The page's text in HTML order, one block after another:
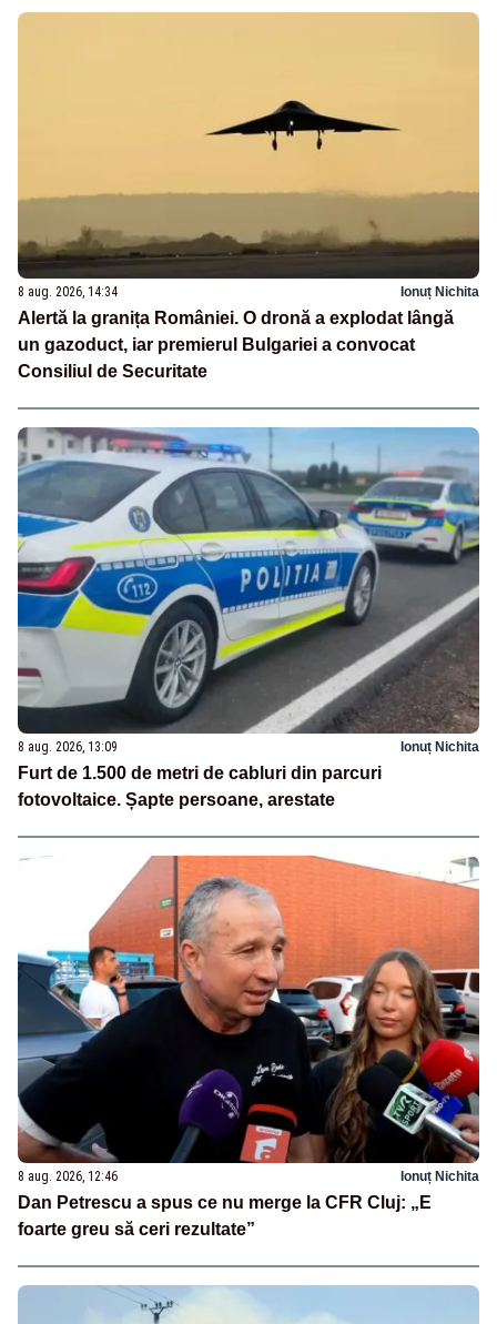
8 aug. 2026, 14:34 Ionuț Nichita
Alertă la granița României. O dronă a explodat lângă
un gazoduct, iar premierul Bulgariei a convocat
Consiliul de Securitate
8 aug. 2026, 13:09 Ionuț Nichita
Furt de 1.500 de metri de cabluri din parcuri
fotovoltaice. Șapte persoane, arestate
8 aug. 2026, 12:46 Ionuț Nichita
Dan Petrescu a spus ce nu merge la CFR Cluj: „E
foarte greu să ceri rezultate”